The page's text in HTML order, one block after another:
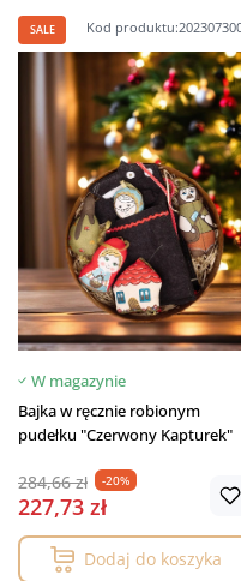
Kod
SALE
W magazynie
Bajka w ręcznie robionym
pudełku "Czerwony Kapturek"
284,66 zł -20%
227,73 zł
Dodaj do koszyka